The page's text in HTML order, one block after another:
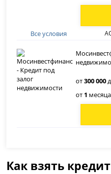
Все условия
от300 000
от 1
Как взять